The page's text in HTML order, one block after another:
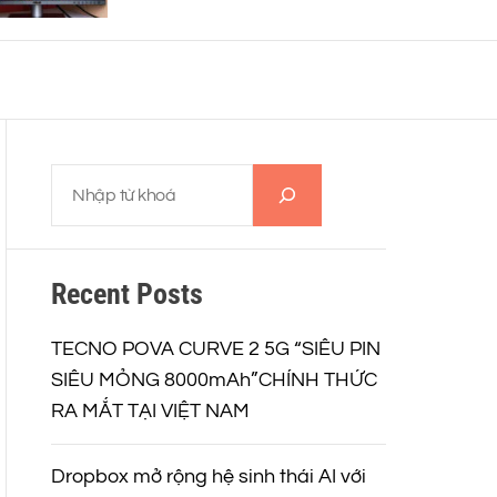
r
d
m
i
m
Recent Posts
TECNO POVA CURVE 2 5G “SIÊU PIN
SIÊU MỎNG 8000mAh”CHÍNH THỨC
RA MẮT TẠI VIỆT NAM
Dropbox mở rộng hệ sinh thái AI với